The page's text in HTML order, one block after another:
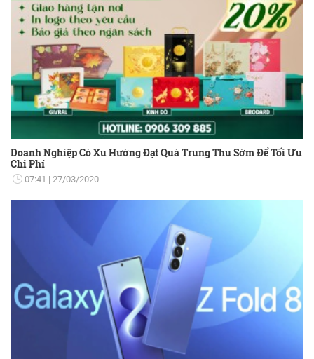
Doanh Nghiệp Có Xu Hướng Đặt Quà Trung Thu Sớm Để Tối Ưu
Chi Phí
07:41 27/03/2020